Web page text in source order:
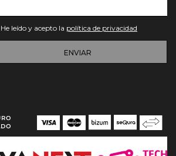
He leído y acepto la política de privacidad
ENVIAR